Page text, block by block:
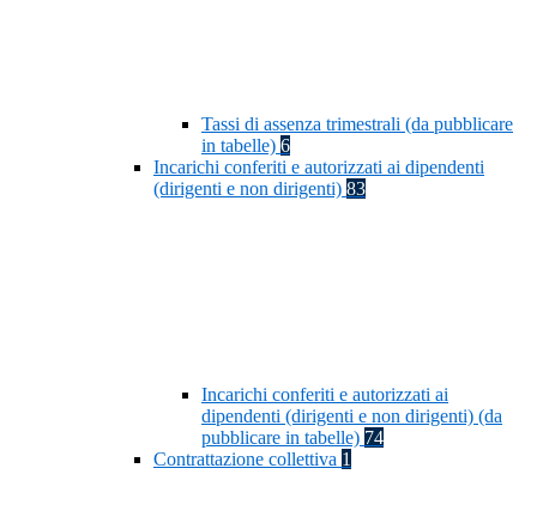
Tassi di assenza trimestrali (da pubblicare
in tabelle) 6
Incarichi conferiti e autorizzati ai dipendenti
(dirigenti e non dirigenti) 83
Incarichi conferiti e autorizzati ai
dipendenti (dirigenti e non dirigenti) (da
pubblicare in tabelle) 74
Contrattazione collettiva 1